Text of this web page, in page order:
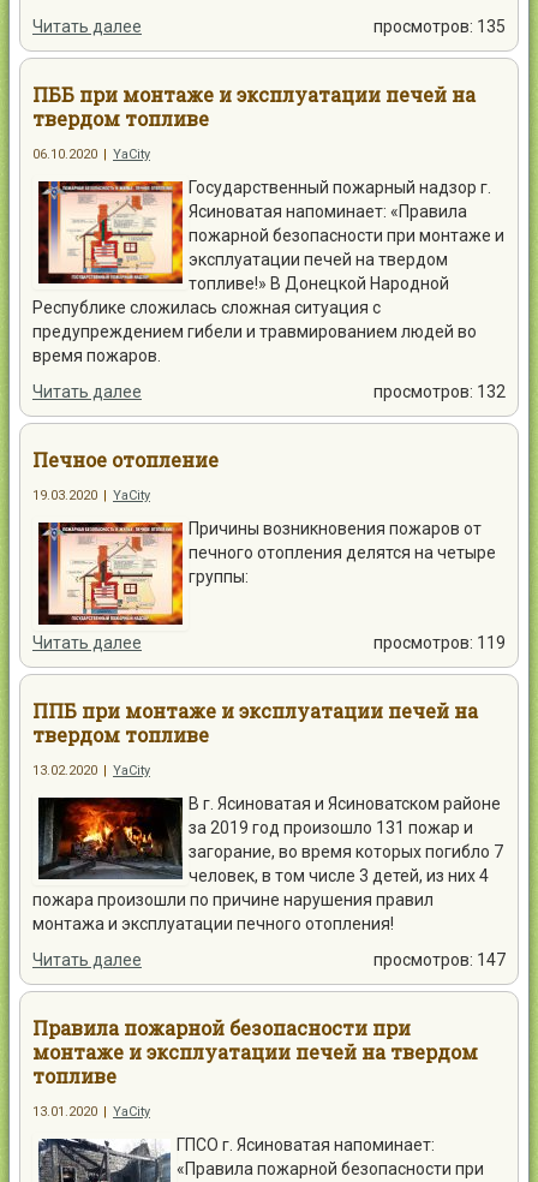
Читать далее
просмотров: 135
ПББ при монтаже и эксплуатации печей на
твердом топливе
06.10.2020 | YaCity
Государственный пожарный надзор г.
Ясиноватая напоминает: «Правила
пожарной безопасности при монтаже и
эксплуатации печей на твердом
топливе!» В Донецкой Народной
Республике сложилась сложная ситуация с
предупреждением гибели и травмированием людей во
время пожаров.
Читать далее
просмотров: 132
Печное отопление
19.03.2020 | YaCity
Причины возникновения пожаров от
печного отопления делятся на четыре
группы:
Читать далее просмотров: 119
ППБ при монтаже и эксплуатации печей на
твердом топливе
13.02.2020 | YaCity
В г. Ясиноватая и Ясиноватском районе
за 2019 год произошло 131 пожар и
загорание, во время которых погибло 7
человек, в том числе 3 детей, из них 4
пожара произошли по причине нарушения правил
монтажа и эксплуатации печного отопления!
Читать далее
просмотров: 147
Правила пожарной безопасности при
монтаже и эксплуатации печей на твердом
топливе
13.01.2020 | YaCity
ГПСО г. Ясиноватая напоминает:
«Правила пожарной безопасности при